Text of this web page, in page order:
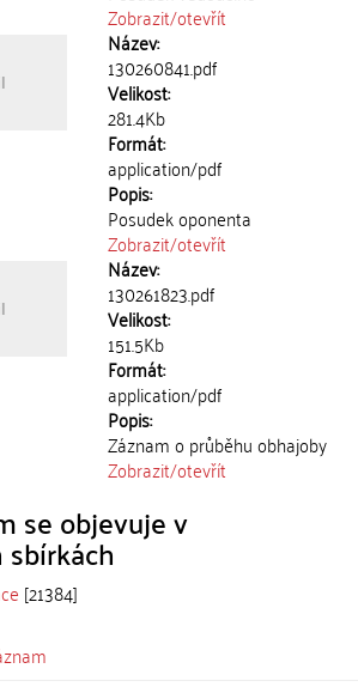
Zobrazit/otevřít
Název:
130260841.pdf
Velikost:
281.4Kb
Formát:
application/pdf
Popis:
Posudek oponenta
Zobrazit/otevřít
Název:
130261823.pdf
Velikost:
151.5Kb
Formát:
application/pdf
Popis:
Záznam o průběhu obhajoby
Zobrazit/otevřít
se objevuje v
[21384]